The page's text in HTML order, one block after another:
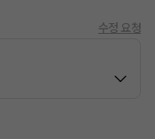
수정 요청